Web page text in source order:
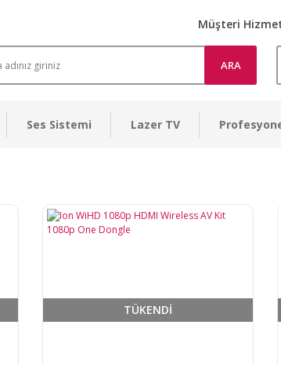
Müşteri
ARA
Ses Sistemi Lazer TV
TÜKENDİ